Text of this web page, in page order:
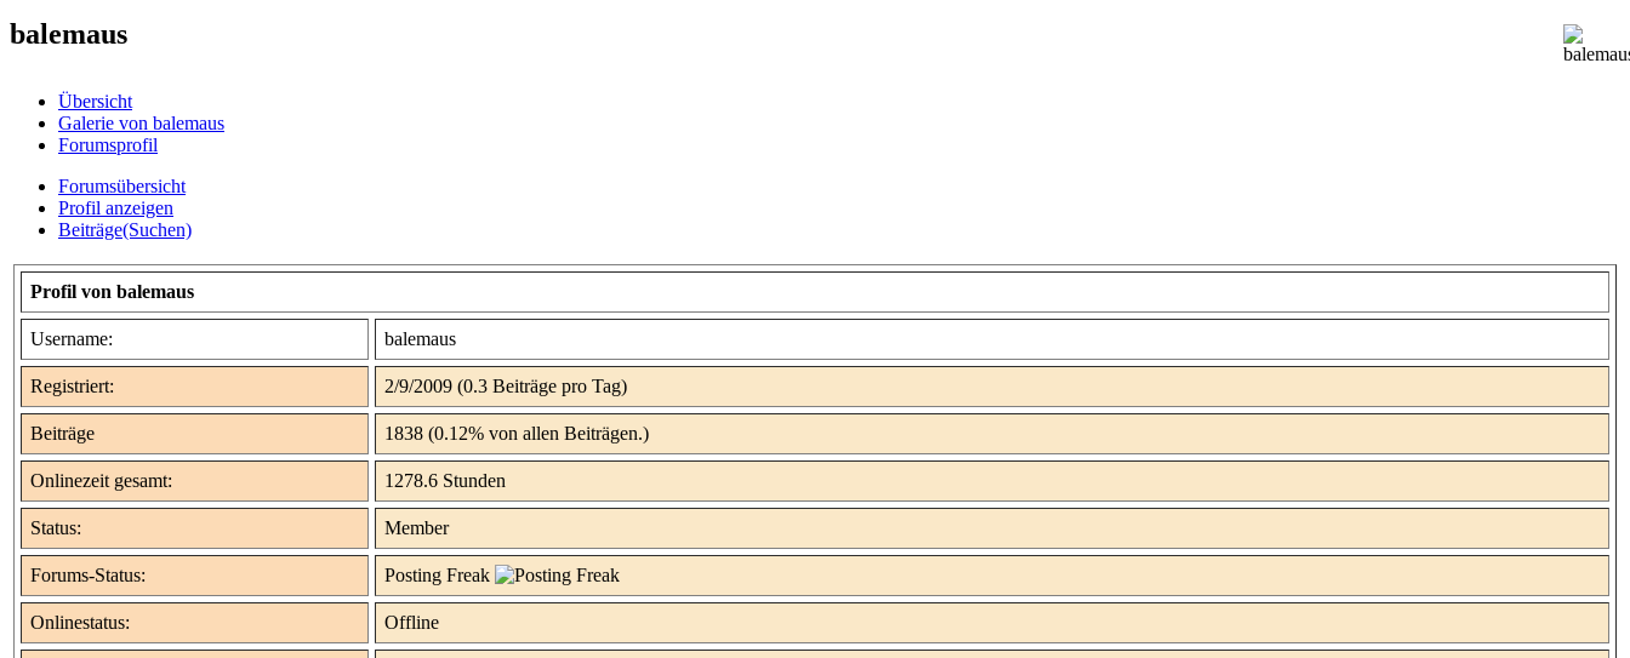
balemaus
Übersicht
Galerie von balemaus
Forumsprofil
Forumsübersicht
Profil anzeigen
Beiträge(Suchen)
Profil von balemaus
Username: balemaus
Registriert: 2/9/2009 (0.3 Beiträge pro Tag)
Beiträge 1838 (0.12% von allen Beiträgen.)
Onlinezeit gesamt: 1278.6 Stunden
Status: Member
Forums-Status: Posting Freak
Onlinestatus: Offline